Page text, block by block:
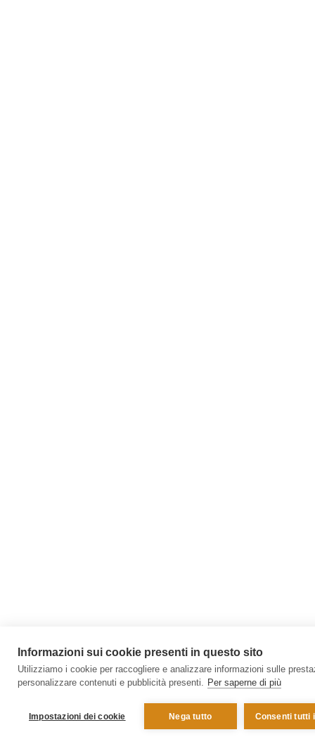
Informazioni sui cookie presenti in questo sito
Utilizziamo i cookie per raccogliere e analizzare informazioni sulle
personalizzare contenuti e pubblicità presenti. Per saperne di più
Impostazioni dei cookie Nega tutto Consenti tutti